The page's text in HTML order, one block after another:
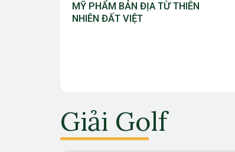
Swing – Mở khóa đặc quyền, làm
chủ thời cuộc” với ưu đãi Golf lên
Giải Golf